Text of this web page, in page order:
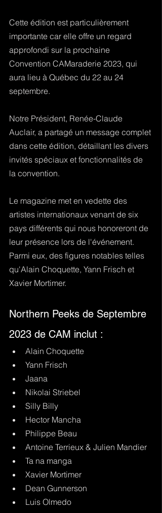
Cette édition est particulièrement
importante car elle offre un regard
approfondi sur la prochaine
Convention CAMaraderie 2023, qui
aura lieu à Québec du 22 au 24
septembre.
Notre Président, Renée-Claude
Auclair, a partagé un message complet
dans cette édition, détaillant les divers
invités spéciaux et fonctionnalités de
la convention.
Le magazine met en vedette des
artistes internationaux venant de six
pays différents qui nous honoreront de
leur présence lors de l'événement.
Parmi eux, des figures notables telles
qu'Alain Choquette, Yann Frisch et
Xavier Mortimer.
Northern Peeks de Septembre
2023 de CAM inclut :
Alain Choquette
Yann Frisch
Jaana
Nikolai Striebel
Silly Billy
Hector Mancha
Philippe Beau
Antoine Terrieux & Julien Mandier
Ta na manga
Xavier Mortimer
Dean Gunnerson
Luis Olmedo